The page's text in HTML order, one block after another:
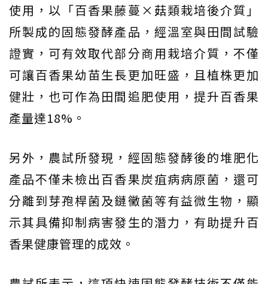
使用，以「百香果藤蔓×菇類栽培後介質」
所製成的固態發酵產品，經溫室與田間試驗
證實，可有效取代部分商用栽培介質，不僅
可讓百香果幼苗生長更加旺盛，且植株更加
健壯，也可作為田間追肥使用，提升百香果
產量達18%。
另外，農試所發現，經固態發酵後的堆肥化
產品不僅未檢出百香果炭疽病病原菌，還可
分離到芽孢桿菌及鏈黴菌等有益微生物，顯
示其具備抑制病害發生的潛力，有助提升百
香果健康管理的成效。